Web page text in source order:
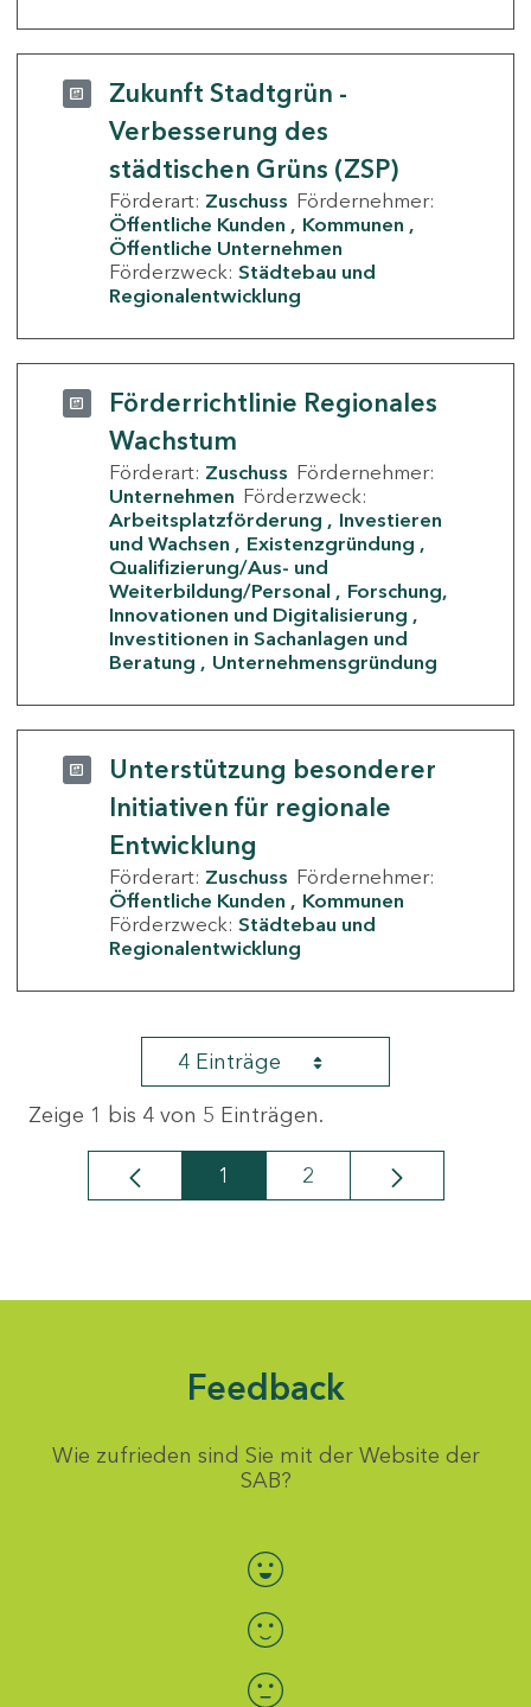
Zukunft Stadtgrün -
Verbesserung des
städtischen Grüns (ZSP)
Förderart: Zuschuss Fördernehmer:
Öffentliche Kunden
Kommunen
Öffentliche Unternehmen
Förderzweck: Städtebau und
Regionalentwicklung
Förderrichtlinie Regionales
Wachstum
Förderart: Zuschuss Fördernehmer:
Unternehmen Förderzweck:
Arbeitsplatzförderung
Investieren
und Wachsen
Existenzgründung
Qualifizierung/Aus- und
Weiterbildung/Personal
Forschung,
Innovationen und Digitalisierung
Investitionen in Sachanlagen und
Beratung
Unternehmensgründung
Unterstützung besonderer
Initiativen für regionale
Entwicklung
Förderart: Zuschuss Fördernehmer:
Öffentliche Kunden
Kommunen
Förderzweck: Städtebau und
Regionalentwicklung
4 Einträge
Zeige 1 bis 4 von 5 Einträgen.
Seite
1 Seite
2
Feedback
Wie zufrieden sind Sie mit der Website der
SAB?
Bewertung auswählen